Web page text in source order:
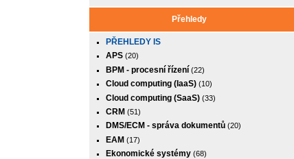
Přehledy
PŘEHLEDY IS
APS(20)
BPM - procesní řízení(22)
Cloud computing (IaaS)(10)
Cloud computing (SaaS)(33)
CRM (51)
DMS/ECM - správa dokumentů(20)
EAM (17)
Ekonomické systémy(68)